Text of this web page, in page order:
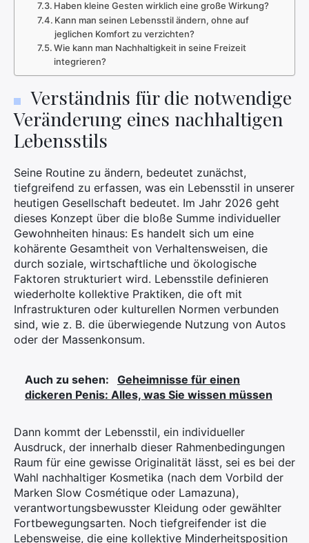
Haben kleine Gesten wirklich eine große Wirkung?
Kann man seinen Lebensstil ändern, ohne auf
jeglichen Komfort zu verzichten?
Wie kann man Nachhaltigkeit in seine Freizeit
integrieren?
Verständnis für die notwendige
Veränderung eines nachhaltigen
Lebensstils
Seine Routine zu ändern, bedeutet zunächst,
tiefgreifend zu erfassen, was ein Lebensstil in unserer
heutigen Gesellschaft bedeutet. Im Jahr 2026 geht
dieses Konzept über die bloße Summe individueller
Gewohnheiten hinaus: Es handelt sich um eine
kohärente Gesamtheit von Verhaltensweisen, die
durch soziale, wirtschaftliche und ökologische
Faktoren strukturiert wird. Lebensstile definieren
wiederholte kollektive Praktiken, die oft mit
Infrastrukturen oder kulturellen Normen verbunden
sind, wie z. B. die überwiegende Nutzung von Autos
oder der Massenkonsum.
Auch zu sehen:
Geheimnisse für einen
dickeren Penis: Alles, was Sie wissen müssen
Dann kommt der Lebensstil, ein individueller
Ausdruck, der innerhalb dieser Rahmenbedingungen
Raum für eine gewisse Originalität lässt, sei es bei der
Wahl nachhaltiger Kosmetika (nach dem Vorbild der
Marken Slow Cosmétique oder Lamazuna),
verantwortungsbewusster Kleidung oder gewählter
Fortbewegungsarten. Noch tiefgreifender ist die
Lebensweise, die eine kollektive Minderheitsposition